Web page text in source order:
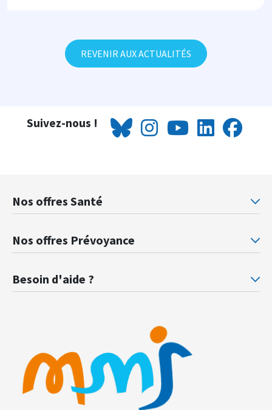
REVENIR AUX ACTUALITÉS
Suivez-nous !
Nos offres Santé
Mutuelle santé Retraités justice
Nos offres Prévoyance
Besoin d'aide ?